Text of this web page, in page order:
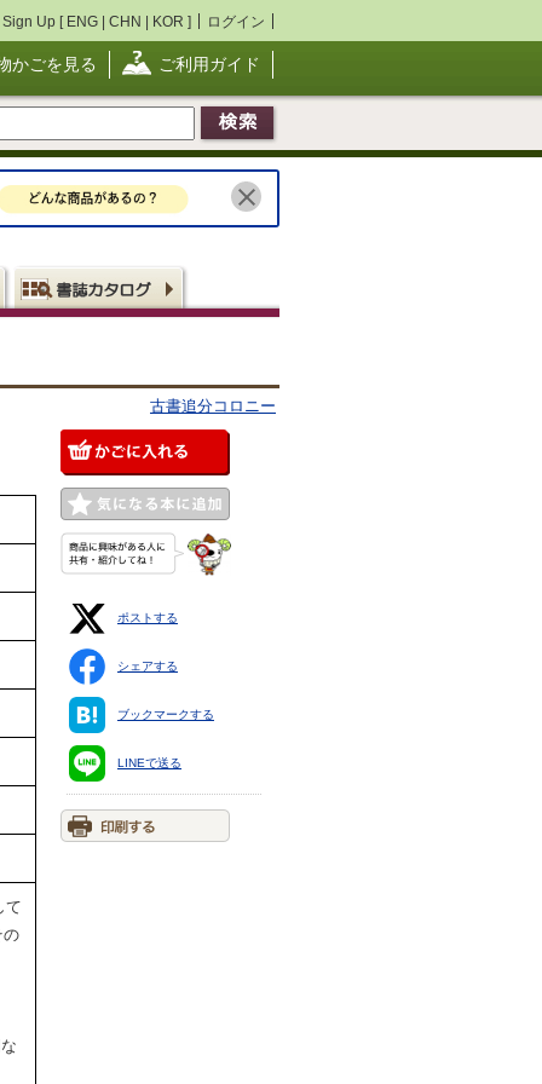
Sign Up [ ENG | CHN | KOR ] ログイン
かごを見る ご利用ガイド
古書追分コロニー
て
の
ポストする
シェアする
ブックマークする
LINEで送る